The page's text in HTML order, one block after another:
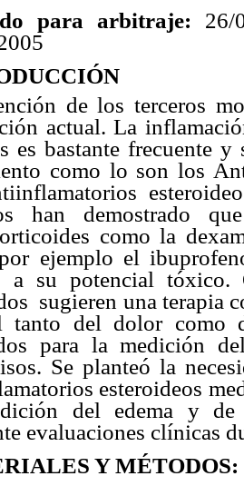
para arbitraje:
de los terceros
actual. La
es bastante frecuente
como lo son los
han demostrado
como la
ejemplo el
a su potencial tóxico.
sugieren una terapia
tanto del dolor como
para la medición
Se planteó la
esteroideos
del edema y de
evaluaciones clínicas
Y MÉTODOS: